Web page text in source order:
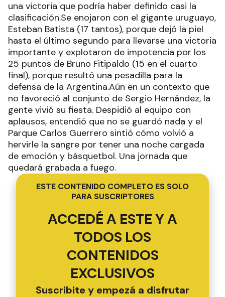
una victoria que podría haber definido casi la
clasificación.Se enojaron con el gigante uruguayo,
Esteban Batista (17 tantos), porque dejó la piel
hasta el último segundo para llevarse una victoria
importante y explotaron de impotencia por los
25 puntos de Bruno Fitipaldo (15 en el cuarto
final), porque resultó una pesadilla para la
defensa de la Argentina.Aún en un contexto que
no favoreció al conjunto de Sergio Hernández, la
gente vivió su fiesta. Despidió al equipo con
aplausos, entendió que no se guardó nada y el
Parque Carlos Guerrero sintió cómo volvió a
hervirle la sangre por tener una noche cargada
de emoción y básquetbol. Una jornada que
quedará grabada a fuego.
ESTE CONTENIDO COMPLETO ES SOLO
PARA SUSCRIPTORES
ACCEDÉ A ESTE Y A
TODOS LOS
CONTENIDOS
EXCLUSIVOS
Suscribite y empezá a disfrutar